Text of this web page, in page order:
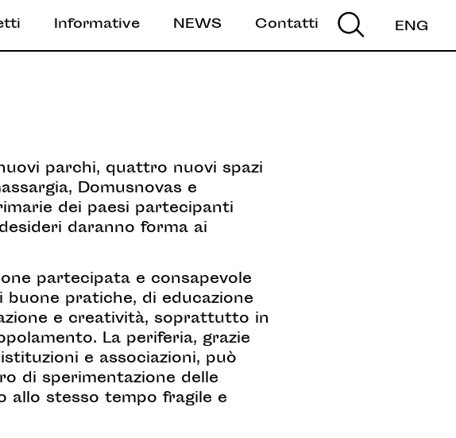
Informative NEWS Contatti ENG
parchi, quattro nuovi spazi
Domusnovas e
dei paesi partecipanti
daranno forma ai
partecipata e consapevole
pratiche, di educazione
e creatività, soprattutto in
La periferia, grazie
e associazioni, può
di sperimentazione delle
stesso tempo fragile e